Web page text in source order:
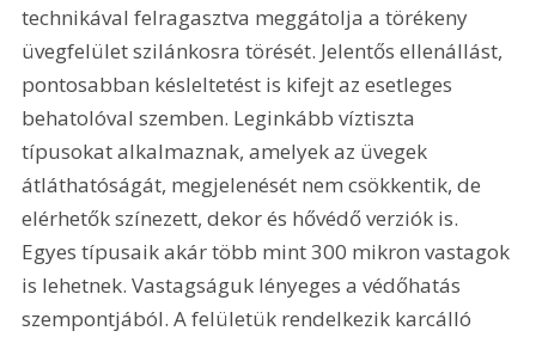
technikával felragasztva meggátolja a törékeny
üvegfelület szilánkosra törését. Jelentős ellenállást,
pontosabban késleltetést is kifejt az esetleges
behatolóval szemben. Leginkább víztiszta
típusokat alkalmaznak, amelyek az üvegek
átláthatóságát, megjelenését nem csökkentik, de
elérhetők színezett, dekor és hővédő verziók is.
Egyes típusaik akár több mint 300 mikron vastagok
is lehetnek. Vastagságuk lényeges a védőhatás
szempontjából. A felületük rendelkezik karcálló